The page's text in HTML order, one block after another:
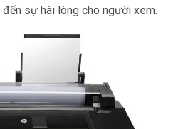
sự hài lòng cho người xem.